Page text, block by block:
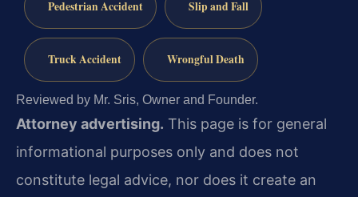
Pedestrian Accident Slip and Fall
Truck Accident Wrongful Death
Reviewed by Mr. Sris, Owner and Founder.
Attorney advertising. This page is for general
informational purposes only and does not
constitute legal advice, nor does it create an